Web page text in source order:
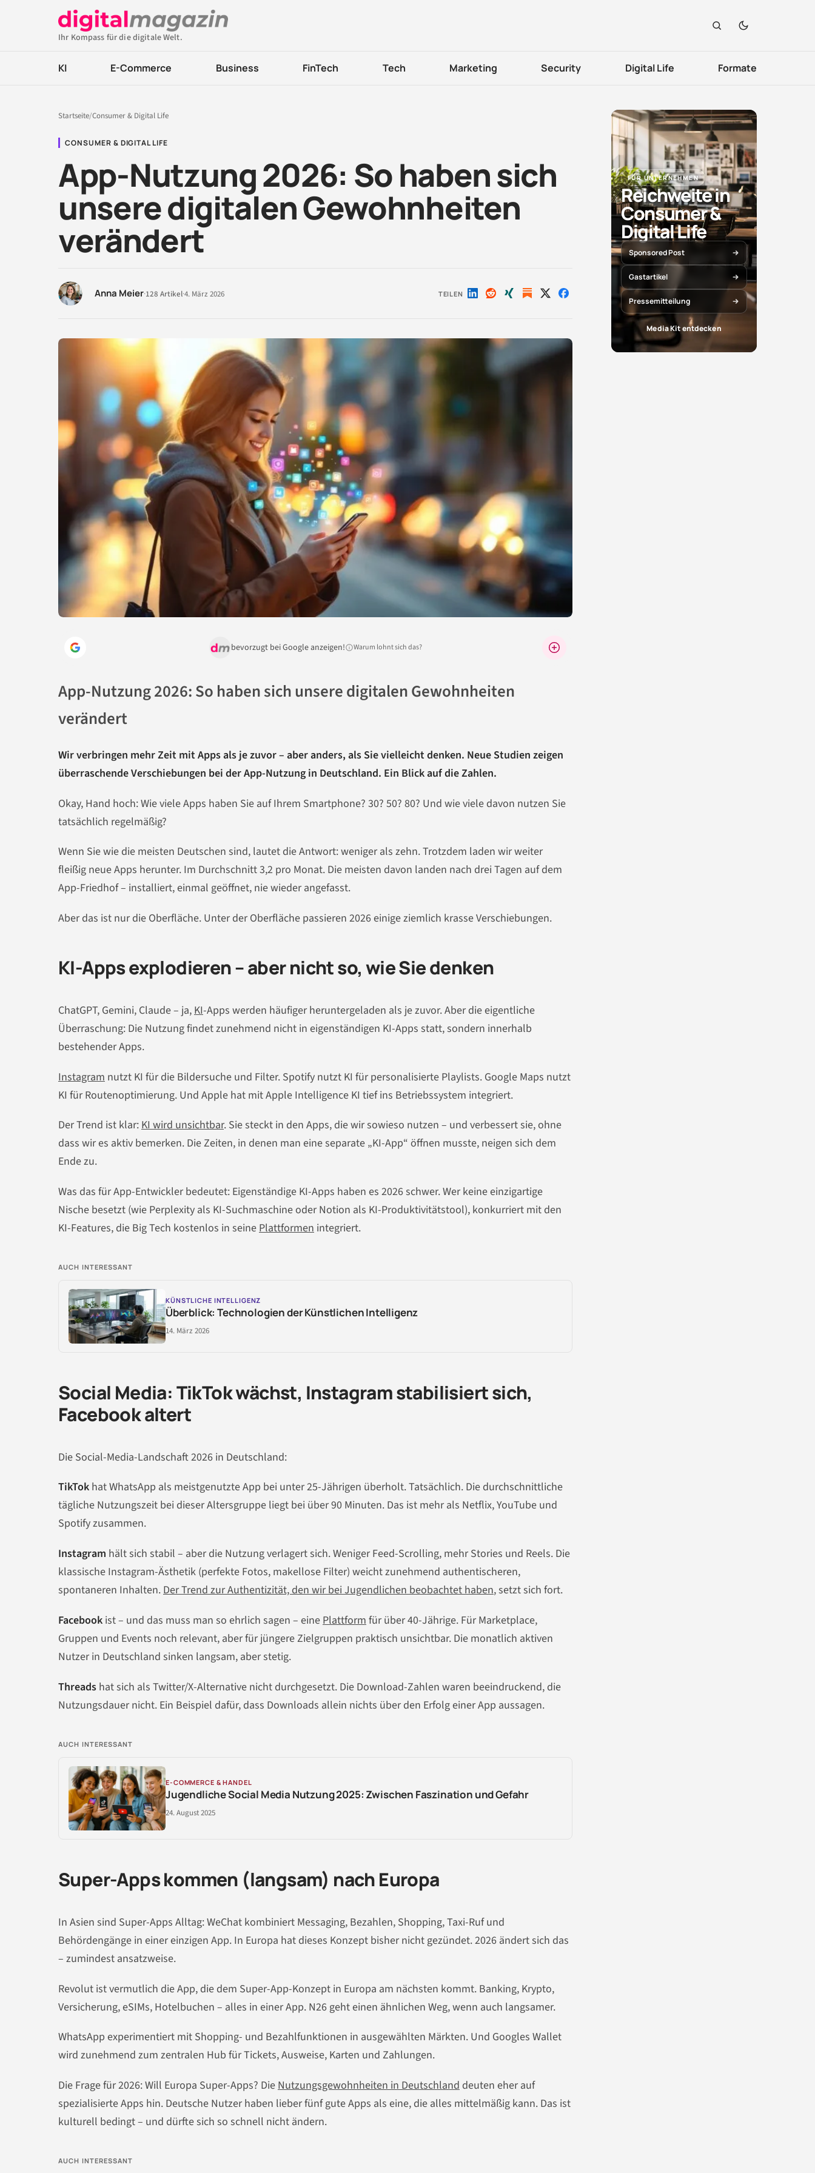
Ihr Kompass für die digitale Welt.
KI E-Commerce Business FinTech Tech Marketing Security Digital Life Formate
Startseite/Consumer & Digital Life
CONSUMER & DIGITAL LIFE
App-Nutzung 2026: So haben sich
unsere digitalen Gewohnheiten
verändert
Anna Meier·128 Artikel·4. März 2026 TEILEN Auf Auf Auf Auf Auf
bevorzugt bei Google anzeigen! Warum lohnt sich das?
App-Nutzung 2026: So haben sich unsere digitalen Gewohnheiten
verändert
Wir verbringen mehr Zeit mit Apps als je zuvor – aber anders, als Sie vielleicht denken. Neue Studien zeigen
überraschende Verschiebungen bei der App-Nutzung in Deutschland. Ein Blick auf die Zahlen.
Okay, Hand hoch: Wie viele Apps haben Sie auf Ihrem Smartphone? 30? 50? 80? Und wie viele davon nutzen Sie
tatsächlich regelmäßig?
Wenn Sie wie die meisten Deutschen sind, lautet die Antwort: weniger als zehn. Trotzdem laden wir weiter
fleißig neue Apps herunter. Im Durchschnitt 3,2 pro Monat. Die meisten davon landen nach drei Tagen auf dem
App-Friedhof – installiert, einmal geöffnet, nie wieder angefasst.
Aber das ist nur die Oberfläche. Unter der Oberfläche passieren 2026 einige ziemlich krasse Verschiebungen.
KI-Apps explodieren – aber nicht so, wie Sie denken
ChatGPT, Gemini, Claude – ja, KI-Apps werden häufiger heruntergeladen als je zuvor. Aber die eigentliche
Überraschung: Die Nutzung findet zunehmend nicht in eigenständigen KI-Apps statt, sondern innerhalb
bestehender Apps.
Instagram nutzt KI für die Bildersuche und Filter. Spotify nutzt KI für personalisierte Playlists. Google Maps nutzt
KI für Routenoptimierung. Und Apple hat mit Apple Intelligence KI tief ins Betriebssystem integriert.
Der Trend ist klar:KI wird unsichtbar. Sie steckt in den Apps, die wir sowieso nutzen – und verbessert sie, ohne
dass wir es aktiv bemerken. Die Zeiten, in denen man eine separate „KI-App“ öffnen musste, neigen sich dem
Ende zu.
Was das für App-Entwickler bedeutet: Eigenständige KI-Apps haben es 2026 schwer. Wer keine einzigartige
Nische besetzt (wie Perplexity als KI-Suchmaschine oder Notion als KI-Produktivitätstool), konkurriert mit den
KI-Features, die Big Tech kostenlos in seinePlattformen integriert.
AUCH INTERESSANT
KÜNSTLICHE INTELLIGENZ
Überblick: Technologien der Künstlichen Intelligenz
14. März 2026
Social Media: TikTok wächst, Instagram stabilisiert sich,
Facebook altert
Die Social-Media-Landschaft 2026 in Deutschland:
TikTok hat WhatsApp als meistgenutzte App bei unter 25-Jährigen überholt. Tatsächlich. Die durchschnittliche
tägliche Nutzungszeit bei dieser Altersgruppe liegt bei über 90 Minuten. Das ist mehr als Netflix, YouTube und
Spotify zusammen.
Instagram hält sich stabil – aber die Nutzung verlagert sich. Weniger Feed-Scrolling, mehr Stories und Reels. Die
klassische Instagram-Ästhetik (perfekte Fotos, makellose Filter) weicht zunehmend authentischeren,
spontaneren Inhalten.Der Trend zur Authentizität, den wir bei Jugendlichen beobachtet haben, setzt sich fort.
Facebook ist – und das muss man so ehrlich sagen – eine Plattform für über 40-Jährige. Für Marketplace,
Gruppen und Events noch relevant, aber für jüngere Zielgruppen praktisch unsichtbar. Die monatlich aktiven
Nutzer in Deutschland sinken langsam, aber stetig.
Threads hat sich als Twitter/X-Alternative nicht durchgesetzt. Die Download-Zahlen waren beeindruckend, die
Nutzungsdauer nicht. Ein Beispiel dafür, dass Downloads allein nichts über den Erfolg einer App aussagen.
AUCH INTERESSANT
E-COMMERCE & HANDEL
Jugendliche Social Media Nutzung 2025: Zwischen Faszination und Gefahr
24. August 2025
Super-Apps kommen (langsam) nach Europa
In Asien sind Super-Apps Alltag: WeChat kombiniert Messaging, Bezahlen, Shopping, Taxi-Ruf und
Behördengänge in einer einzigen App. In Europa hat dieses Konzept bisher nicht gezündet. 2026 ändert sich das
– zumindest ansatzweise.
Revolut ist vermutlich die App, die dem Super-App-Konzept in Europa am nächsten kommt. Banking, Krypto,
Versicherung, eSIMs, Hotelbuchen – alles in einer App. N26 geht einen ähnlichen Weg, wenn auch langsamer.
WhatsApp experimentiert mit Shopping- und Bezahlfunktionen in ausgewählten Märkten. Und Googles Wallet
wird zunehmend zum zentralen Hub für Tickets, Ausweise, Karten und Zahlungen.
Die Frage für 2026: Will Europa Super-Apps? DieNutzungsgewohnheiten in Deutschland deuten eher auf
spezialisierte Apps hin. Deutsche Nutzer haben lieber fünf gute Apps als eine, die alles mittelmäßig kann. Das ist
kulturell bedingt – und dürfte sich so schnell nicht ändern.
AUCH INTERESSANT
FÜR UNTERNEHMEN
Reichweite in
Consumer &
Digital Life
Sponsored Post
Gastartikel
Pressemitteilung
Media Kit entdecken